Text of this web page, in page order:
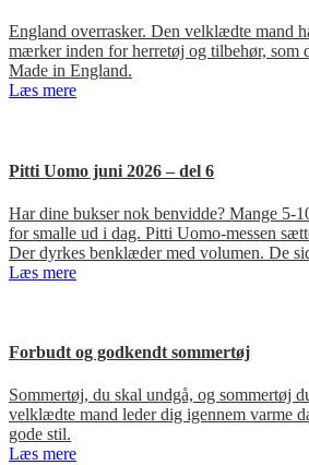
England overrasker. Den velklædte mand
mærker inden for herretøj og tilbehør, som
Made in England.
Læs mere
Pitti Uomo juni 2026 – del 6
Har dine bukser nok benvidde? Mange 5-
for smalle ud i dag. Pitti Uomo-messen
Der dyrkes benklæder med volumen. De
Læs mere
Forbudt og godkendt sommertøj
Sommertøj, du skal undgå, og sommertøj
velklædte mand leder dig igennem varme
gode stil.
Læs mere